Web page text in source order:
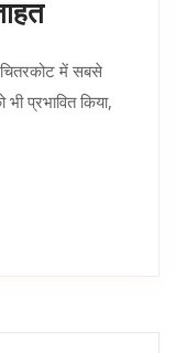
चितरकोट में सबसे
प्रभावित किया,